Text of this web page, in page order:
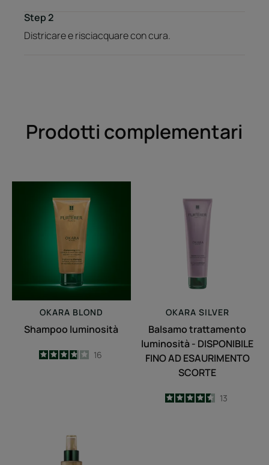
Step 2
Districare e risciacquare con cura.
Prodotti complementari
luminosità
OKARA BLOND
Shampoo luminosità
3.8
/5
16
trattamento
luminosità
DISPONIBILE
FINO
AD
ESAURIMENTO
OKARA SILVER
Balsamo trattamento
luminosità - DISPONIBILE
FINO AD ESAURIMENTO
SCORTE
4.5
/5
13
Spray
schiarente